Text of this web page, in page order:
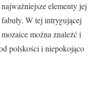
najważniejsze elementy jej
fabuły. W tej intrygującej
mozaice można znaleźć i
polskości i niepokojąco